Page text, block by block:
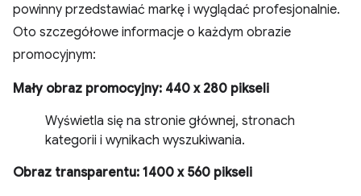
powinny przedstawiać markę i wyglądać profesjonalnie.
Oto szczegółowe informacje o każdym obrazie
promocyjnym:
Mały obraz promocyjny: 440 x 280 pikseli
Wyświetla się na stronie głównej, stronach
kategorii i wynikach wyszukiwania.
Obraz transparentu: 1400 x 560 pikseli